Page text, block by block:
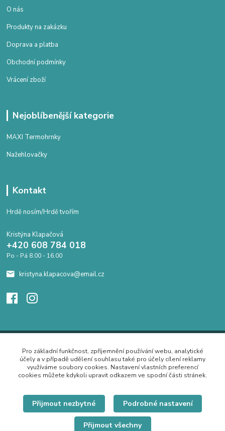
O nás
Produkty na zakázku
Doprava a platba
Obchodní podmínky
Vrácení zboží
Nejoblíbenější kategorie
MAXI Termohrnky
Nažehlovačky
Kontakt
Hrdě nosím/Hrdě tvořím
Kristýna Klapačová
+420 608 784 018
Po - Pá 8.00 - 16.00
kristyna.klapacova@email.cz
Pro základní funkčnost, zpříjemnění používání webu, analytické
účely a v případě udělení souhlasu také pro účely cílení reklamy
využíváme soubory cookies. Nastavení vlastních preferencí
cookies můžete kdykoli upravit odkazem ve spodní části stránek.
Přijmout nezbytné Podrobné nastavení
Přijmout všechny